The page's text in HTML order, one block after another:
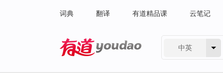
词典 翻译 有道精品课 云笔记
中英